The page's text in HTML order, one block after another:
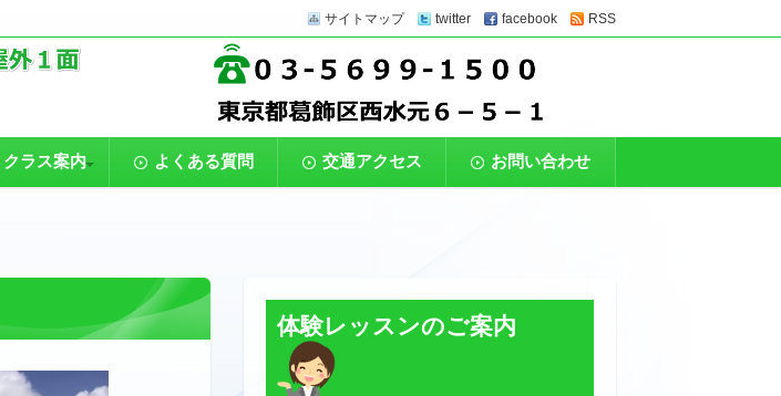
サイトマップ twitter facebook RSS
ル【ウェルラケットクラブ】
心者から、大会での勝利を目指す上級者まで、幅広いレベルのクラスがありま
までプレーするシニアと、楽しくプレーできる環境をご用意。
クラス案内 よくある質問 交通アクセス お問い合わせ
体験レッスンのご案内